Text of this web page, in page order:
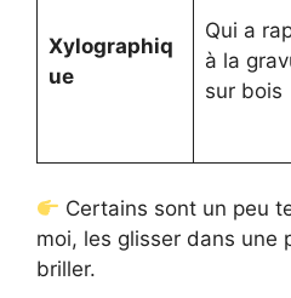
Xylographiq
ue
Qui a
à la
sur bois
Certains sont un peu
moi, les glisser dans une
briller.